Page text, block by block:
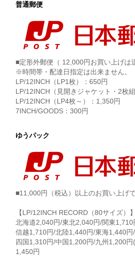
普通郵便
■定形外郵便（ 12,000円お買い上げは
※時間帯・配達日指定は出来ません。
LP/12INCH（LP1枚）：650円
LP/12INCH（見開きジャケット・2枚
LP/12INCH（LP4枚～）：1,350円
7INCH/GOODS：300円
ゆうパック
■11,000円（税込）以上のお買い上げ
【LP/12INCH RECORD（80サイズ）】
北海道2,040円/東北2,040円/関東1,710
信越1,710円/北陸1,440円/東海1,440円
四国1,310円/中国1,200円/九州1,200
1,450円